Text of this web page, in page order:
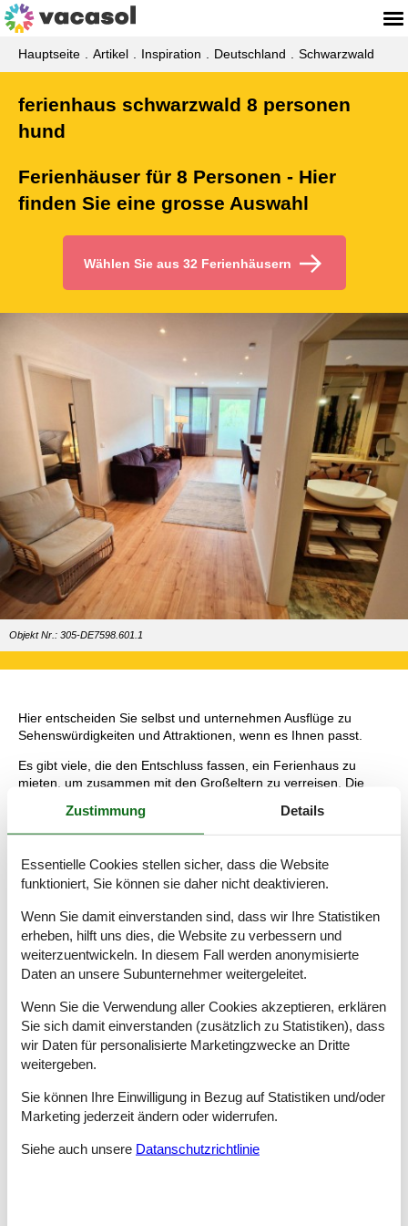
Hauptseite Artikel Inspiration Deutschland Schwarzwald
ferienhaus schwarzwald 8 personen
hund
Ferienhäuser für 8 Personen - Hier
finden Sie eine grosse Auswahl
Wählen Sie aus 32 Ferienhäusern
Objekt Nr.: 305-DE7598.601.1
Hier entscheiden Sie selbst und unternehmen Ausflüge zu
Sehenswürdigkeiten und Attraktionen, wenn es Ihnen passt.
Es gibt viele, die den Entschluss fassen, ein Ferienhaus zu
mieten, um zusammen mit den Großeltern zu verreisen. Die
alle Platz und der Preis ist erheblich günstiger als bei größeren
Ferienhäuser.
Mehrere unserer Ferienhäuser liegen in der Nähe von Wald
oder Grünbereichen – und selbstredend ist in das
Haustier.
Tipps und Erlebnisse
Auf einer Fläche von 6.009,2 km² erstreckt sich der
Schwarzwald. Die beliebte Ferienregion bietet allerlei,
spannende Ausflugsmöglichkeiten, für Familien mit Kindern.
Die Stadt Blumberg im Süden des Schwarzwaldes präsentiert
des staatlich anerkannten Erholungsortes weist Züge einer
Bergbaustadt auf und ist daher sehr sehenswert. Entsprechend
deutlich ab und genießt eine Sonderstellung.
Zustimmung Details
Essentielle Cookies stellen sicher, dass die Website
funktioniert, Sie können sie daher nicht deaktivieren.
Wenn Sie damit einverstanden sind, dass wir Ihre Statistiken
erheben, hilft uns dies, die Website zu verbessern und
weiterzuentwickeln. In diesem Fall werden anonymisierte
Daten an unsere Subunternehmer weitergeleitet.
Wenn Sie die Verwendung aller Cookies akzeptieren, erklären
Sie sich damit einverstanden (zusätzlich zu Statistiken), dass
wir Daten für personalisierte Marketingzwecke an Dritte
weitergeben.
Sie können Ihre Einwilligung in Bezug auf Statistiken und/oder
Marketing jederzeit ändern oder widerrufen.
Siehe auch unsere Datanschutzrichtlinie